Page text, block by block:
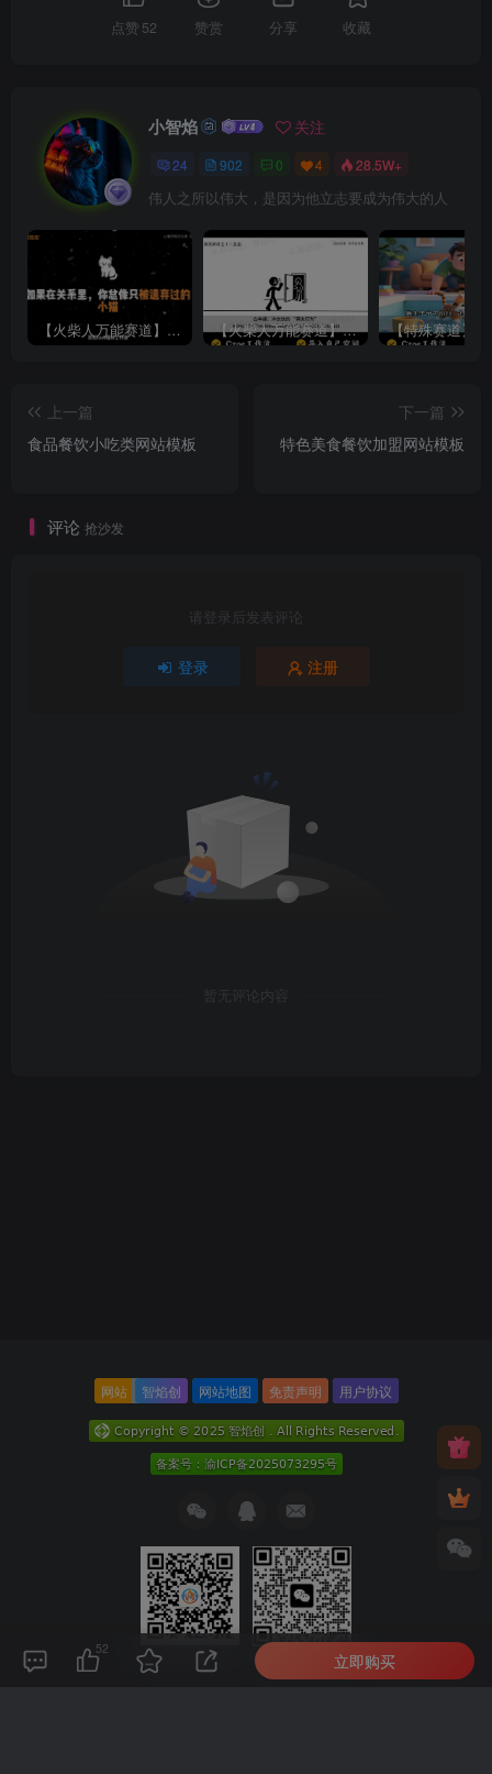
点赞 52 赞赏 分享 收藏
小智焰 关注
24 902 0 4 28.5W+
伟人之所以伟大，是因为他立志要成为伟大的人
【火柴人万能赛道】火柴人心理学插画讲解视频丨扣子工作流智能体搭建coze工作流 【火柴人万能赛道】火柴人心理学智能文案视频丨扣子工作流智能体搭建coze工作流
上一篇
食品餐饮小吃类网站模板
下一篇
特色美食餐饮加盟网站模板
评论 抢沙发
请登录后发表评论
登录 注册
暂无评论内容
网站 智焰创 网站地图 免责声明 用户协议
关注公众号
52
立即购买